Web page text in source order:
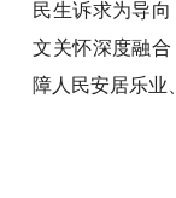
民生诉求为导
文关怀深度融
障人民安居乐业